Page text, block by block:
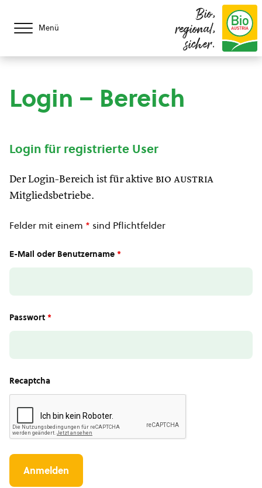
Menü
Bio,
regional,
sicher.
Login – Bereich
Login für registrierte User
Der Login-Bereich ist für aktive bio austria
Mitgliedsbetriebe.
Felder mit einem * sind Pflichtfelder
E-Mail oder Benutzername *
Passwort *
Recaptcha